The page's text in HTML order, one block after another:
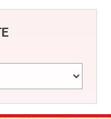
- Lực lượng Công
công nghệ thông